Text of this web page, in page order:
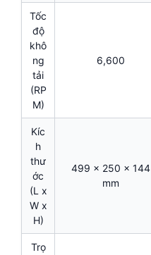
Tốc
độ
khô
ng
tải
(RP
M)
6,600
Kíc
h
thư
ớc
(L x
W x
H)
499 x 250 x 144
mm
Trọ